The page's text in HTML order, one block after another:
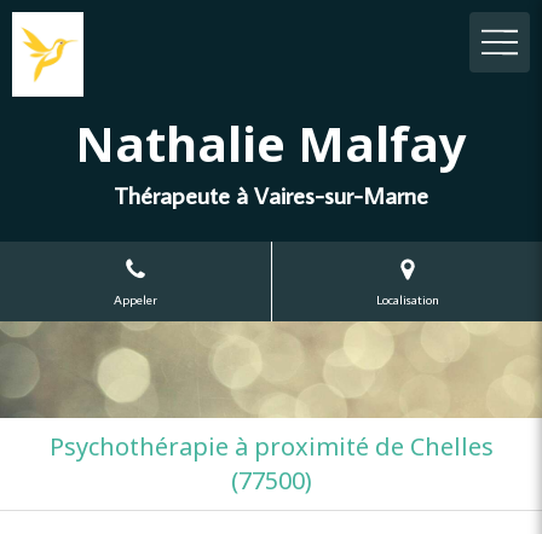
Nathalie Malfay
Thérapeute à Vaires-sur-Marne
Appeler Localisation
Psychothérapie à proximité de Chelles
(77500)